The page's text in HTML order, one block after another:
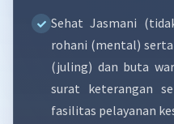
Sehat Jasmani
rohani (mental)
(juling) dan buta
surat keterangan
fasilitas pelayanan